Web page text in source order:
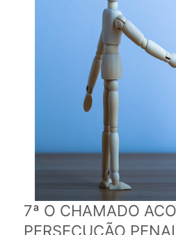
7ª O CHAMADO
PERSECUÇÃO